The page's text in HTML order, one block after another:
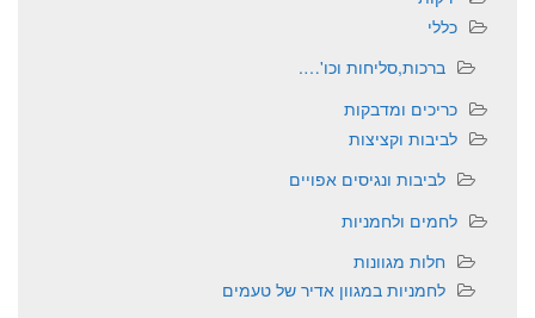
כללי
ברכות,סליחות וכו'….
כריכים ומדבקות
לביבות וקציצות
לביבות ונגיסים אפויים
לחמים ולחמניות
חלות מגוונות
לחמניות במגוון אדיר של טעמים